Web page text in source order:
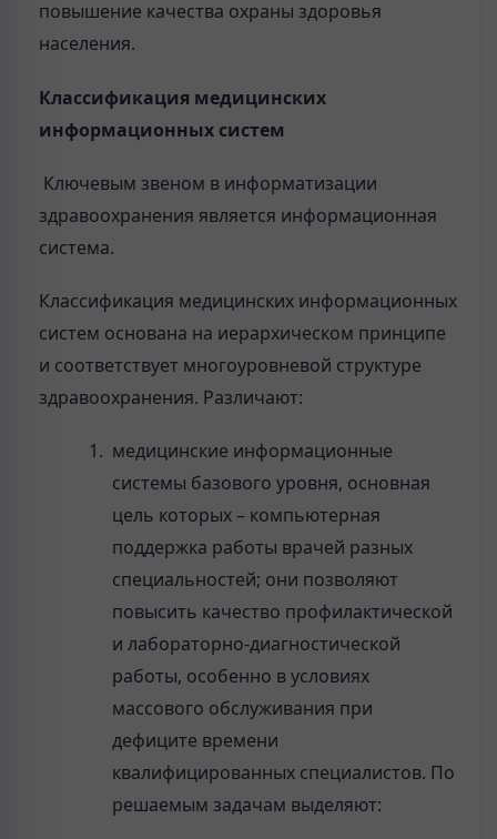
повышение качества охраны здоровья
населения.
Классификация медицинских
информационных систем
Ключевым звеном в информатизации
здравоохранения является информационная
система.
Классификация медицинских информационных
систем основана на иерархическом принципе
и соответствует многоуровневой структуре
здравоохранения. Различают:
медицинские информационные
системы базового уровня, основная
цель которых – компьютерная
поддержка работы врачей разных
специальностей; они позволяют
повысить качество профилактической
и лабораторно-диагностической
работы, особенно в условиях
массового обслуживания при
дефиците времени
квалифицированных специалистов. По
решаемым задачам выделяют: